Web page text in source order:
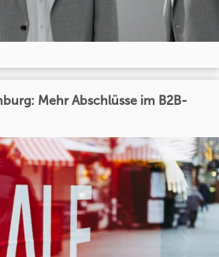
Mehr Abschlüsse im B2B-